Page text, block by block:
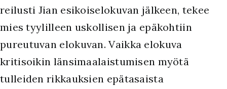
reilusti Jian esikoiselokuvan jälkeen, tekee
mies tyylilleen uskollisen ja epäkohtiin
pureutuvan elokuvan. Vaikka elokuva
kritisoikin länsimaalaistumisen myötä
tulleiden rikkauksien epätasaista